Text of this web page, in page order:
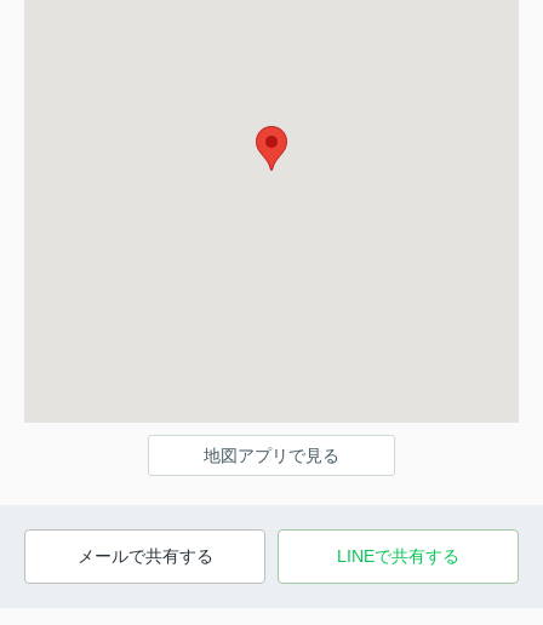
地図アプリで見る
メールで共有する LINEで共有する